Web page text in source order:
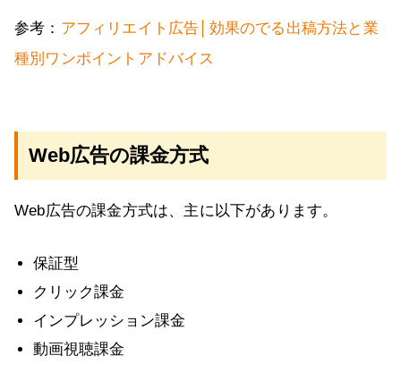
参考： アフィリエイト広告│効果のでる出稿方法と業
種別ワンポイントアドバイス
Web広告の課金方式
Web広告の課金方式は、主に以下があります。
保証型
クリック課金
インプレッション課金
動画視聴課金